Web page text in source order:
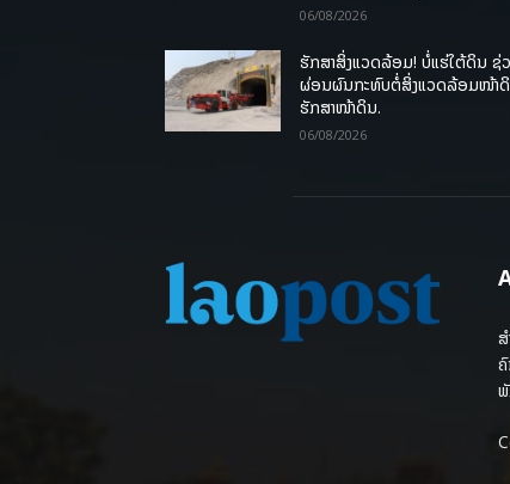
06/08/2026
ຮັກສາສິ່ງແວດລ້ອມ! ບໍ່ແຮ່ໃຕ້ດິນ ຊ່
ຜ່ອນຜົນກະທົບຕໍ່ສິ່ງແວດລ້ອມໜ້າ
ຮັກສາໜ້າດິນ.
06/08/2026